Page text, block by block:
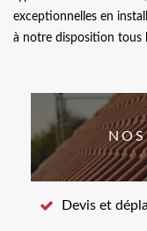
exceptionnelles en
à notre disposition tous
Devis et